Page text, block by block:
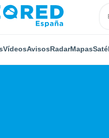
VídeosAvisosRadarMapas